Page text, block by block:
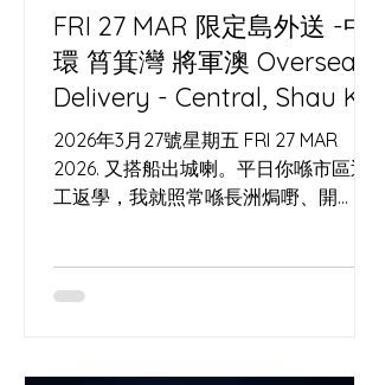
FRI 27 MAR 限定島外送 -中
環 筲箕灣 將軍澳 Oversea
Delivery - Central, Shau Kei
Wan, Tseung Kwan O
2026年3月27號星期五 FRI 27 MAR
2026. 又搭船出城喇。平日你喺市區返
工返學，我就照常喺長洲焗嘢、開